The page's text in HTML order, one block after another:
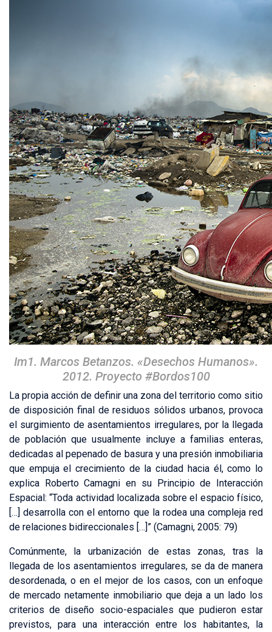
Im1. Marcos Betanzos. «Desechos Humanos».
2012. Proyecto #Bordos100
La propia acción de definir una zona del territorio como sitio
de disposición final de residuos sólidos urbanos, provoca
el surgimiento de asentamientos irregulares, por la llegada
de población que usualmente incluye a familias enteras,
dedicadas al pepenado de basura y una presión inmobiliaria
que empuja el crecimiento de la ciudad hacia él, como lo
explica Roberto Camagni en su Principio de Interacción
Espacial: “Toda actividad localizada sobre el espacio físico,
[…] desarrolla con el entorno que la rodea una compleja red
de relaciones bidireccionales […]” (Camagni, 2005: 79)
Comúnmente, la urbanización de estas zonas, tras la
llegada de los asentamientos irregulares, se da de manera
desordenada, o en el mejor de los casos, con un enfoque
de mercado netamente inmobiliario que deja a un lado los
criterios de diseño socio-espaciales que pudieron estar
previstos, para una interacción entre los habitantes, la